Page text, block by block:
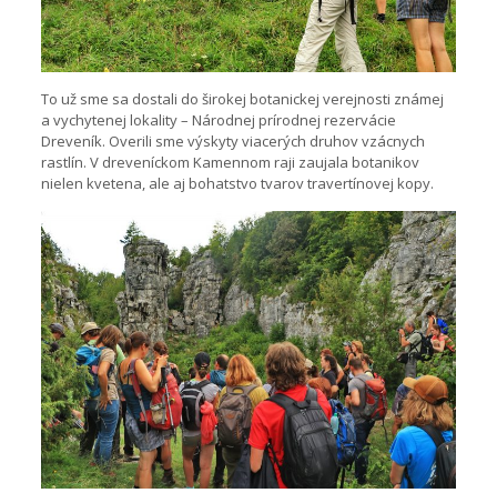
To už sme sa dostali do širokej botanickej verejnosti známej
a vychytenej lokality – Národnej prírodnej rezervácie
Dreveník. Overili sme výskyty viacerých druhov vzácnych
rastlín. V dreveníckom Kamennom raji zaujala botanikov
nielen kvetena, ale aj bohatstvo tvarov travertínovej kopy.